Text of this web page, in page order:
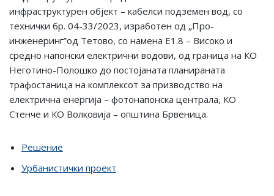
инфраструктурен објект – кабелси подземен вод, со
технички бр. 04-33/2023, изработен од „Про-
инженеринг”од Тетово, со намена Е1.8 – Високо и
средно напонски електрични водови, од граница на КО
Неготино-Полошко до постојаната планираната
трафостаница на комплексот за призводство на
електрична енергија – фотонапонска централа, КО
Стенче и КО Волковија – општина Брвеница.
Решение
Урбанистички проект